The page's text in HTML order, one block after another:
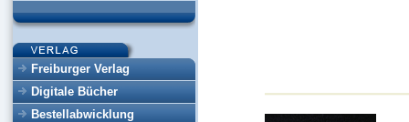
Freiburger Verlag
Digitale Bücher
Bestellabwicklung